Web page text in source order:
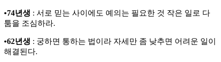
•74년생 : 서로 믿는 사이에도 예의는 필요한 것 작은 일로 다
툼을 조심하라.
•62년생 : 궁하면 통하는 법이라 자세만 좀 낮추면 어려운 일이
해결된다.